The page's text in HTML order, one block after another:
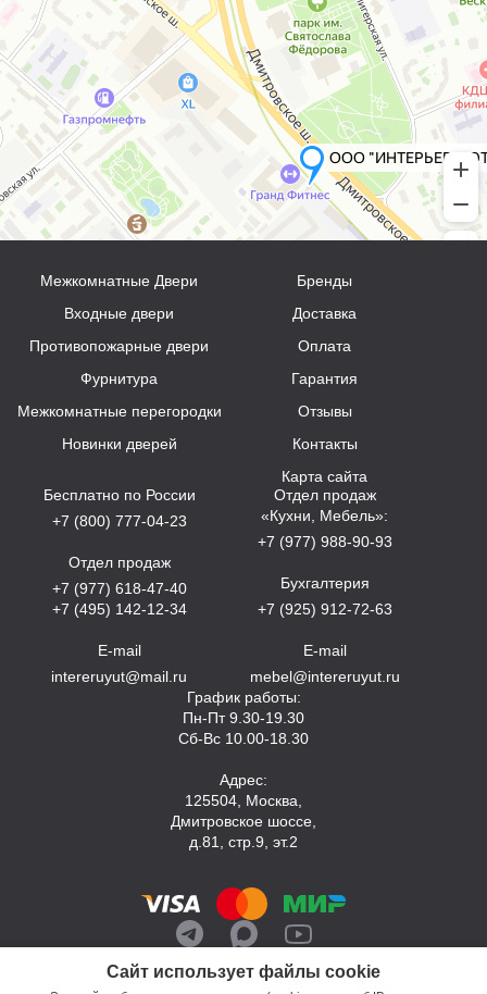
Сайт использует файлы cookie
Межкомнатные Двери
Входные двери
Противопожарные двери
Фурнитура
Межкомнатные перегородки
Новинки дверей
Бренды
Доставка
Оплата
Гарантия
Отзывы
Контакты
Карта сайта
Бесплатно по России
+7 (800) 777-04-23
Отдел продаж
+7 (977) 618-47-40
+7 (495) 142-12-34
E-mail
intereruyut@mail.ru
Отдел продаж
«Кухни, Мебель»:
+7 (977) 988-90-93
Бухгалтерия
+7 (925) 912-72-63
E-mail
mebel@intereruyut.ru
График работы:
Пн-Пт 9.30-19.30
Сб-Вс 10.00-18.30
Адрес:
125504, Москва,
Дмитровское шоссе,
д.81, стр.9, эт.2